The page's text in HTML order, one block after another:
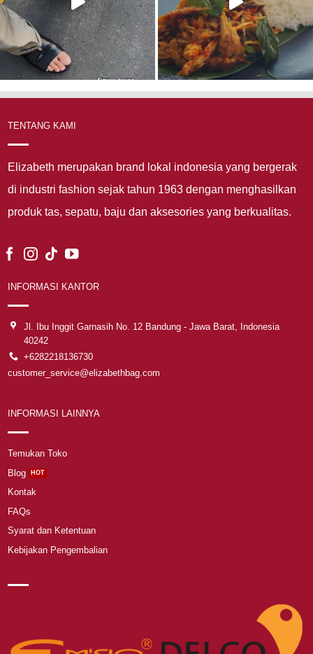
TENTANG KAMI
Elizabeth merupakan brand lokal indonesia yang bergerak
di industri fashion sejak tahun 1963 dengan menghasilkan
produk tas, sepatu, baju dan aksesories yang berkualitas.
INFORMASI KANTOR
Jl. Ibu Inggit Garnasih No. 12 Bandung - Jawa Barat, Indonesia
40242
+6282218136730
customer_service@elizabethbag.com
INFORMASI LAINNYA
Temukan Toko
Blog
Kontak
FAQs
Syarat dan Ketentuan
Kebijakan Pengembalian